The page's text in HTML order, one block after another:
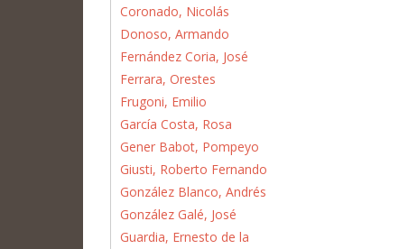
Coronado, Nicolás
Donoso, Armando
Fernández Coria, José
Ferrara, Orestes
Frugoni, Emilio
García Costa, Rosa
Gener Babot, Pompeyo
Giusti, Roberto Fernando
González Blanco, Andrés
González Galé, José
Guardia, Ernesto de la